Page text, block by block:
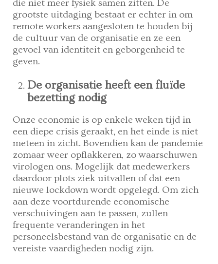
die niet meer fysiek samen zitten. De
grootste uitdaging bestaat er echter in om
remote workers aangesloten te houden bij
de cultuur van de organisatie en ze een
gevoel van identiteit en geborgenheid te
geven.
De organisatie heeft een fluïde
bezetting nodig
Onze economie is op enkele weken tijd in
een diepe crisis geraakt, en het einde is niet
meteen in zicht. Bovendien kan de pandemie
zomaar weer opflakkeren, zo waarschuwen
virologen ons. Mogelijk dat medewerkers
daardoor plots ziek uitvallen of dat een
nieuwe lockdown wordt opgelegd. Om zich
aan deze voortdurende economische
verschuivingen aan te passen, zullen
frequente veranderingen in het
personeelsbestand van de organisatie en de
vereiste vaardigheden nodig zijn.